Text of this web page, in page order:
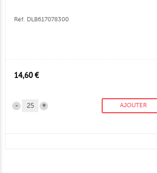
Réf. DLB617078300
14,60 €
+
- AJOUTER